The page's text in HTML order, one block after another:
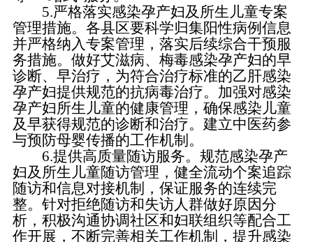
5.严格落实感染孕产妇及所生儿童专案
管理措施。各县区要科学归集阳性病例信息
并严格纳入专案管理，落实后续综合干预服
务措施。做好艾滋病、梅毒感染孕产妇的早
诊断、早治疗，为符合治疗标准的乙肝感染
孕产妇提供规范的抗病毒治疗。加强对感染
孕产妇所生儿童的健康管理，确保感染儿童
及早获得规范的诊断和治疗。建立中医药参
与预防母婴传播的工作机制。
6.提供高质量随访服务。规范感染孕产
妇及所生儿童随访管理，健全流动个案追踪
随访和信息对接机制，保证服务的连续完
整。针对拒绝随访和失访人群做好原因分
析，积极沟通协调社区和妇联组织等配合工
作开展，不断完善相关工作机制，提升感染